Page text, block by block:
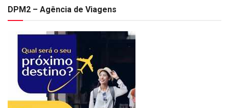
DPM2 – Agência de Viagens